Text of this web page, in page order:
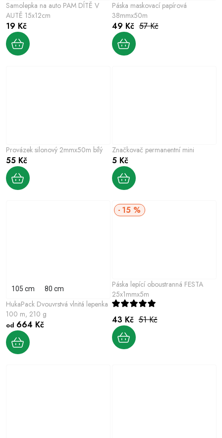
Samolepka na auto PAM DÍTĚ V
AUTĚ 15x12cm
19 Kč
Páska maskovací papírová
38mmx50m
49 Kč 57 Kč
Provázek silonový 2mmx50m bílý
55 Kč
Značkovač permanentní mini
5 Kč
HukaPack Dvouvrstvá vlnitá lepenka
100 m, 210 g
105 cm 80 cm
od664 Kč
Páska lepící oboustranná FESTA
25x1mmx5m
15 %
43 Kč 51 Kč